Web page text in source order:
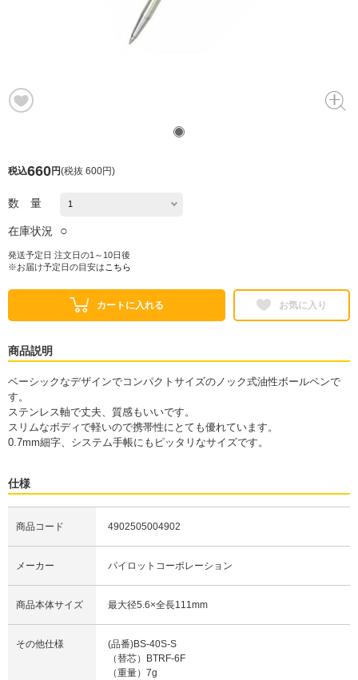
税込660円(税抜 600円)
数 量
在庫状況 ○
発送予定日 注文日の1～10日後
※お届け予定日の目安は こちら
カートに入れる お気に入り
商品説明
ベーシックなデザインでコンパクトサイズのノック式油性ボールペンで
す。
ステンレス軸で丈夫、質感もいいです。
スリムなボディで軽いので携帯性にとても優れています。
0.7mm細字、システム手帳にもピッタリなサイズです。
仕様
商品コード 4902505004902
メーカー パイロットコーポレーション
商品本体サイズ 最大径5.6×全長111mm
その他仕様
(品番)BS-40S-S
（替芯）BTRF-6F
（重量）7g